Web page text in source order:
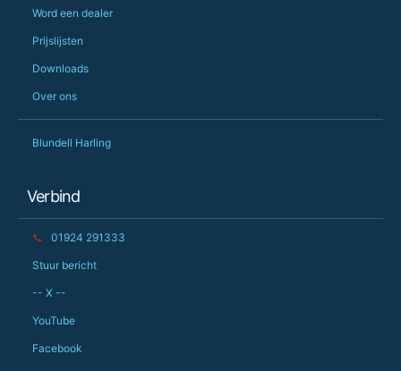
Word een dealer
Prijslijsten
Downloads
Over ons
Blundell Harling
Verbind
📞 01924 291333
Stuur bericht
-- X --
YouTube
Facebook